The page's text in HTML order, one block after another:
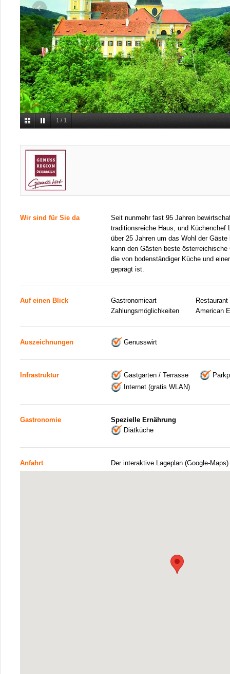
1 / 1
Wir sind für Sie da
Seit nunmehr fast 95 Jahren
traditionsreiche Haus, und Küchenchef
über 25 Jahren um das Wohl der
kann den Gästen beste
die von bodenständiger Küche und
geprägt ist.
Auf einen Blick Gastronomieart
Restaurant
Zahlungsmöglichkeiten
American
Auszeichnungen Genusswirt
Infrastruktur Gastgarten / Terrasse
Internet (gratis WLAN)
Gastronomie
Spezielle Ernährung
Diätküche
Anfahrt Der interaktive Lageplan (Google-